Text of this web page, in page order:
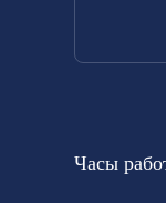
Часы